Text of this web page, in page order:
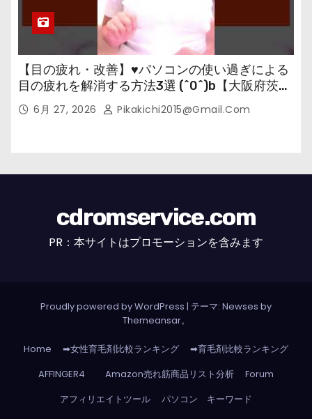
【目の疲れ・改善】♥パソコンの使い過ぎによる
目の疲れを解消する方法3選 (^0^)b【大阪府茨木
市の女性・美容鍼灸・整体師が教えます。】
6月 27, 2026 Pikakichi2015@gmail.com
cdromservice.com
PR：本サイトはプロモーションを含みます
Proudly powered by WordPress | テーマ: Newses by
Themeansar。
Home ➡女性育毛剤比較ランキング
➡育毛剤比較ランキング
AFFINGER4
Amazon売れ筋商品リスト分析
Forum
アフィリエイトツール
パソコン キーワード